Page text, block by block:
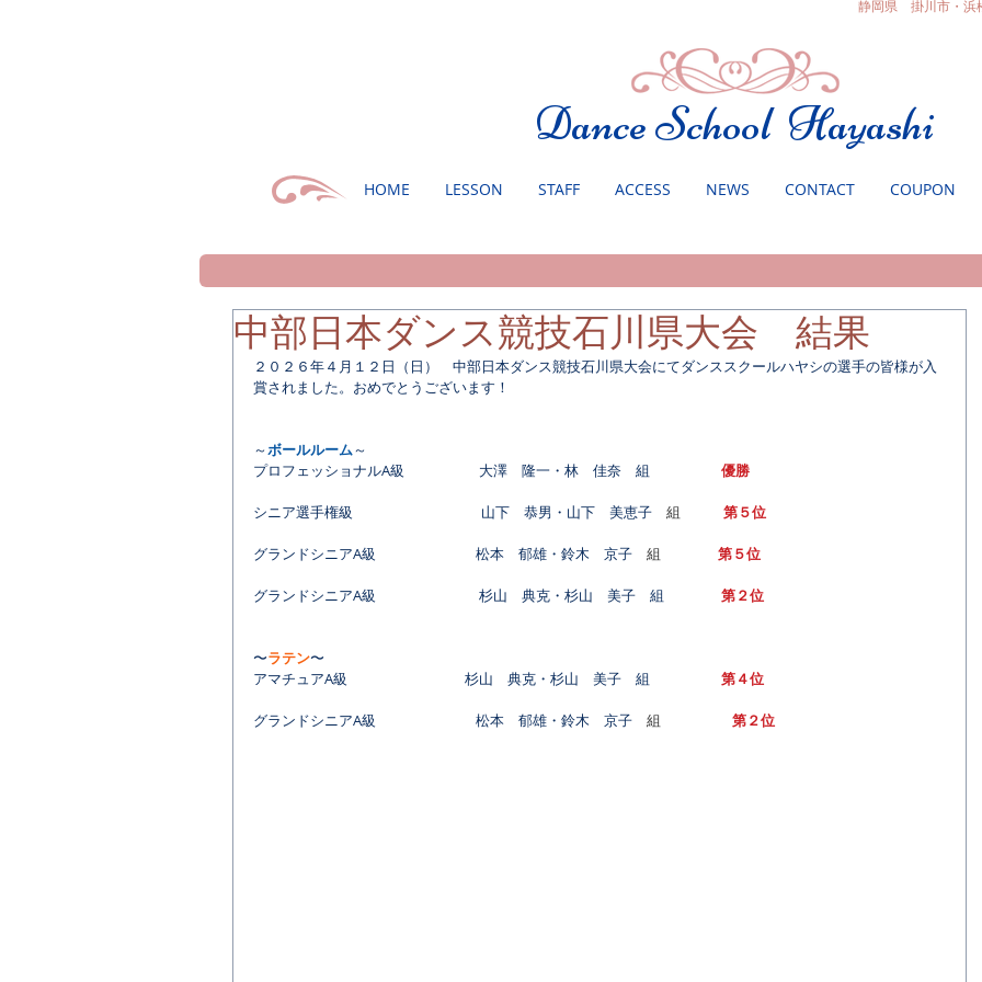
静岡県 掛川市・浜
Dance School Hayashi
HOME LESSON STAFF ACCESS NEWS CONTACT COUPON
中部日本ダンス競技石川県大会 結果
２０２６年４月１２日（日）　中部日本ダンス競技石川県大会にてダンススクールハヤシの選手の皆様が入
賞されました。おめでとうございます！
～ボールルーム～
プロフェッショナルA級　　　　　 大澤　隆一・林　佳奈　組 優勝
シニア選手権級 山下　恭男・山下　美恵子 組 第５位
グランドシニアA級 松本　郁雄・鈴木　京子 組 第５位
グランドシニアA級　　　　　　　 杉山　典克・杉山　美子　組 第２位
〜ラテン〜
アマチュアA級　　　　　　　　 杉山　典克・杉山　美子　組 第４位
グランドシニアA級 松本　郁雄・鈴木　京子 組 第２位